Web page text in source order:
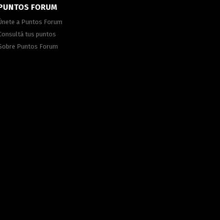
FORUM
a Puntos Forum
tus puntos
Puntos Forum